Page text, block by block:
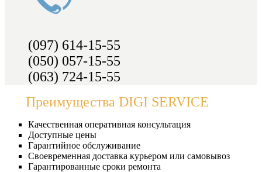
(097) 614-15-55
(050) 057-15-55
(063) 724-15-55
Преимущества DIGI SERVICE
Качественная оперативная консультация
Доступные цены
Гарантийное обслуживание
Своевременная доставка курьером или самовывоз
Гарантированные сроки ремонта